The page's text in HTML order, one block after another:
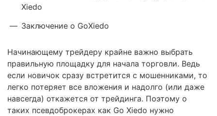
Xiedo
— Заключение о GoXiedo
Начинающему трейдеру крайне важно выбрать
правильную площадку для начала торговли. Ведь
если новичок сразу встретится с мошенниками, то
легко потеряет все вложения и надолго (или даже
навсегда) откажется от трейдинга. Поэтому о
таких псевдоброкерах как Go Xiedo нужно